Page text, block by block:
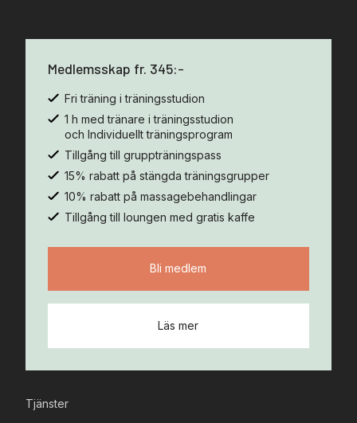
Tjänster
Medlemsskap fr. 345:-
Fri träning i träningsstudion
1 h med tränare i träningsstudion
och Individuellt träningsprogram
Tillgång till gruppträningspass
15% rabatt på stängda träningsgrupper
10% rabatt på massagebehandlingar
Tillgång till loungen med gratis kaffe
Bli medlem
Läs mer